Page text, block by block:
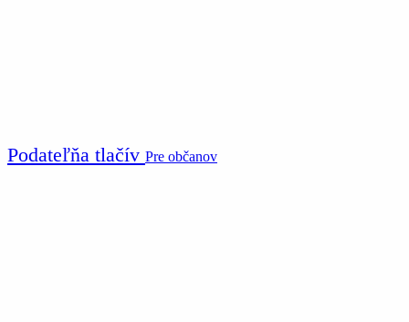
Podateľňa tlačív Pre občanov